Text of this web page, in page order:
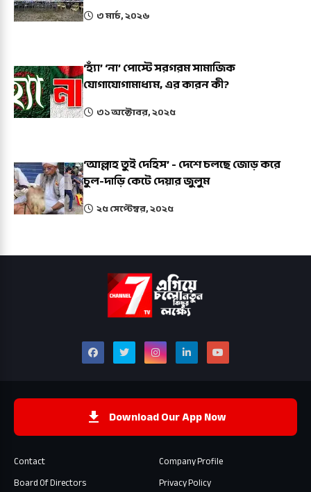
৩ মার্চ, ২০২৬
‘হ্যাঁ’ ‘না’ পোস্টে সরগরম সামাজিক
যোগাযোগামাধ্যম, এর কারন কী?
৩১ অক্টোবর, ২০২৫
‘আল্লাহ তুই দেহিস’ - দেশে চলছে জোড় করে
চুল-দাড়ি কেটে দেয়ার জুলুম
২৫ সেপ্টেম্বর, ২০২৫
Download Our App Now
Contact
Company Profile
Board Of Directors
Privacy Policy